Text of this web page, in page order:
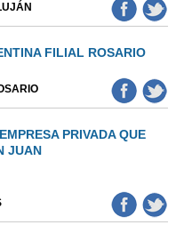
FILIAL ROSARIO
PRIVADA QUE
JUAN